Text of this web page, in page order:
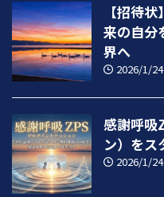
【招待
来の自分
界へ
2026/1/24
感謝呼吸
ン）をス
2026/1/24